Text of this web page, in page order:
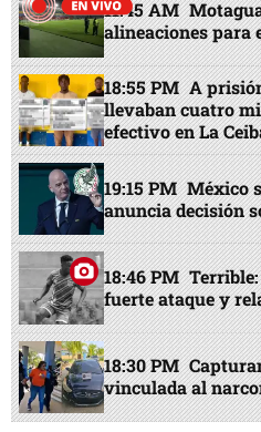
11:45 AM
alineaciones para
18:55 PM A
llevaban cuatro
efectivo en La
19:15 PM México
anuncia decisión
18:46 PM
fuerte ataque y
18:30 PM
vinculada al